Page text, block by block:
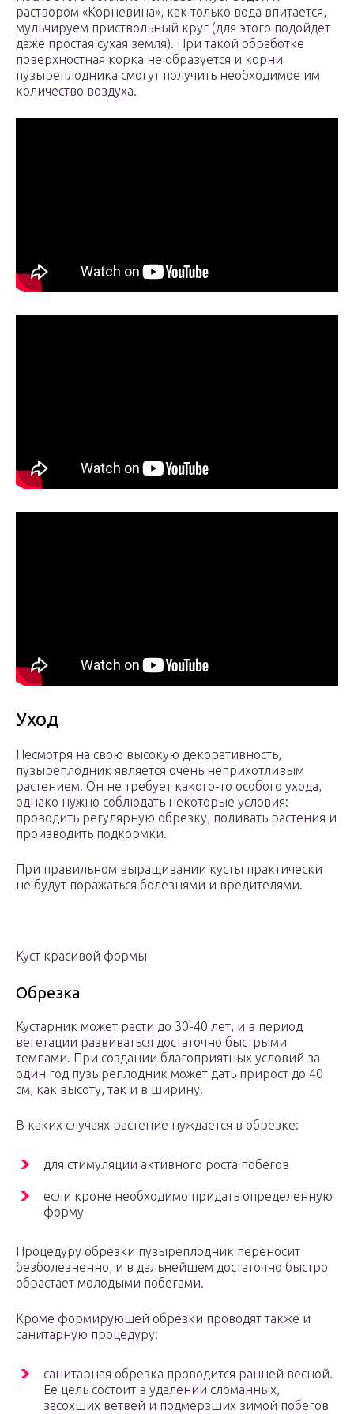
раствором «Корневина», как только вода впитается,
мульчируем приствольный круг (для этого подойдет
даже простая сухая земля). При такой обработке
поверхностная корка не образуется и корни
пузыреплодника смогут получить необходимое им
количество воздуха.
Уход
Несмотря на свою высокую декоративность,
пузыреплодник является очень неприхотливым
растением. Он не требует какого-то особого ухода,
однако нужно соблюдать некоторые условия:
проводить регулярную обрезку, поливать растения и
производить подкормки.
При правильном выращивании кусты практически
не будут поражаться болезнями и вредителями.
Куст красивой формы
Обрезка
Кустарник может расти до 30-40 лет, и в период
вегетации развиваться достаточно быстрыми
темпами. При создании благоприятных условий за
один год пузыреплодник может дать прирост до 40
см, как высоту, так и в ширину.
В каких случаях растение нуждается в обрезке:
для стимуляции активного роста побегов
если кроне необходимо придать определенную
форму
Процедуру обрезки пузыреплодник переносит
безболезненно, и в дальнейшем достаточно быстро
обрастает молодыми побегами.
Кроме формирующей обрезки проводят также и
санитарную процедуру:
санитарная обрезка проводится ранней весной.
Ее цель состоит в удалении сломанных,
засохших ветвей и подмерзших зимой побегов